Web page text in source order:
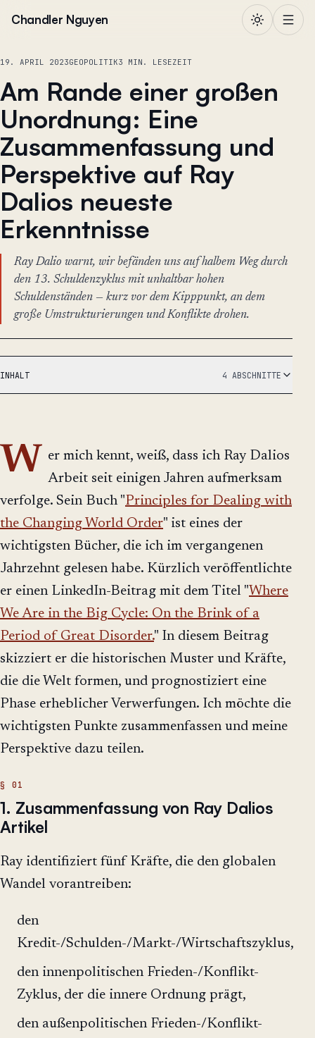
Chandler Nguyen
19. APRIL 2023GEOPOLITIK3 MIN. LESEZEIT
Am Rande einer großen
Unordnung: Eine
Zusammenfassung und
Perspektive auf Ray
Dalios neueste
Erkenntnisse
Ray Dalio warnt, wir befänden uns auf halbem Weg durch
den 13. Schuldenzyklus mit unhaltbar hohen
Schuldenständen — kurz vor dem Kipppunkt, an dem
große Umstrukturierungen und Konflikte drohen.
INHALT 4 ABSCHNITTE
W
er mich kennt, weiß, dass ich Ray Dalios
Arbeit seit einigen Jahren aufmerksam
verfolge. Sein Buch "Principles for Dealing with
the Changing World Order" ist eines der
wichtigsten Bücher, die ich im vergangenen
Jahrzehnt gelesen habe. Kürzlich veröffentlichte
er einen LinkedIn-Beitrag mit dem Titel "Where
We Are in the Big Cycle: On the Brink of a
Period of Great Disorder." In diesem Beitrag
skizziert er die historischen Muster und Kräfte,
die die Welt formen, und prognostiziert eine
Phase erheblicher Verwerfungen. Ich möchte die
wichtigsten Punkte zusammenfassen und meine
Perspektive dazu teilen.
1. Zusammenfassung von Ray Dalios
Artikel
Ray identifiziert fünf Kräfte, die den globalen
Wandel vorantreiben:
den
Kredit-/Schulden-/Markt-/Wirtschaftszyklus,
den innenpolitischen Frieden-/Konflikt-
Zyklus, der die innere Ordnung prägt,
den außenpolitischen Frieden-/Konflikt-